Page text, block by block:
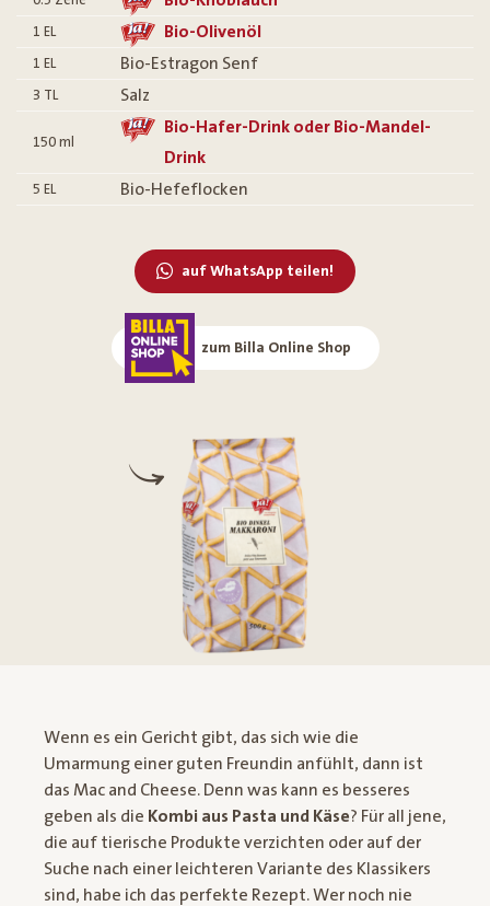
1 EL Bio-Olivenöl
1 EL Bio-Estragon Senf
3 TL Salz
150 ml
Bio-Hafer-Drink oder Bio-Mandel-
Drink
5 EL Bio-Hefeflocken
auf WhatsApp teilen!
zum Billa Online Shop
Wenn es ein Gericht gibt, das sich wie die
Umarmung einer guten Freundin anfühlt, dann ist
das Mac and Cheese. Denn was kann es besseres
geben als die Kombi aus Pasta und Käse? Für all jene,
die auf tierische Produkte verzichten oder auf der
Suche nach einer leichteren Variante des Klassikers
sind, habe ich das perfekte Rezept. Wer noch nie